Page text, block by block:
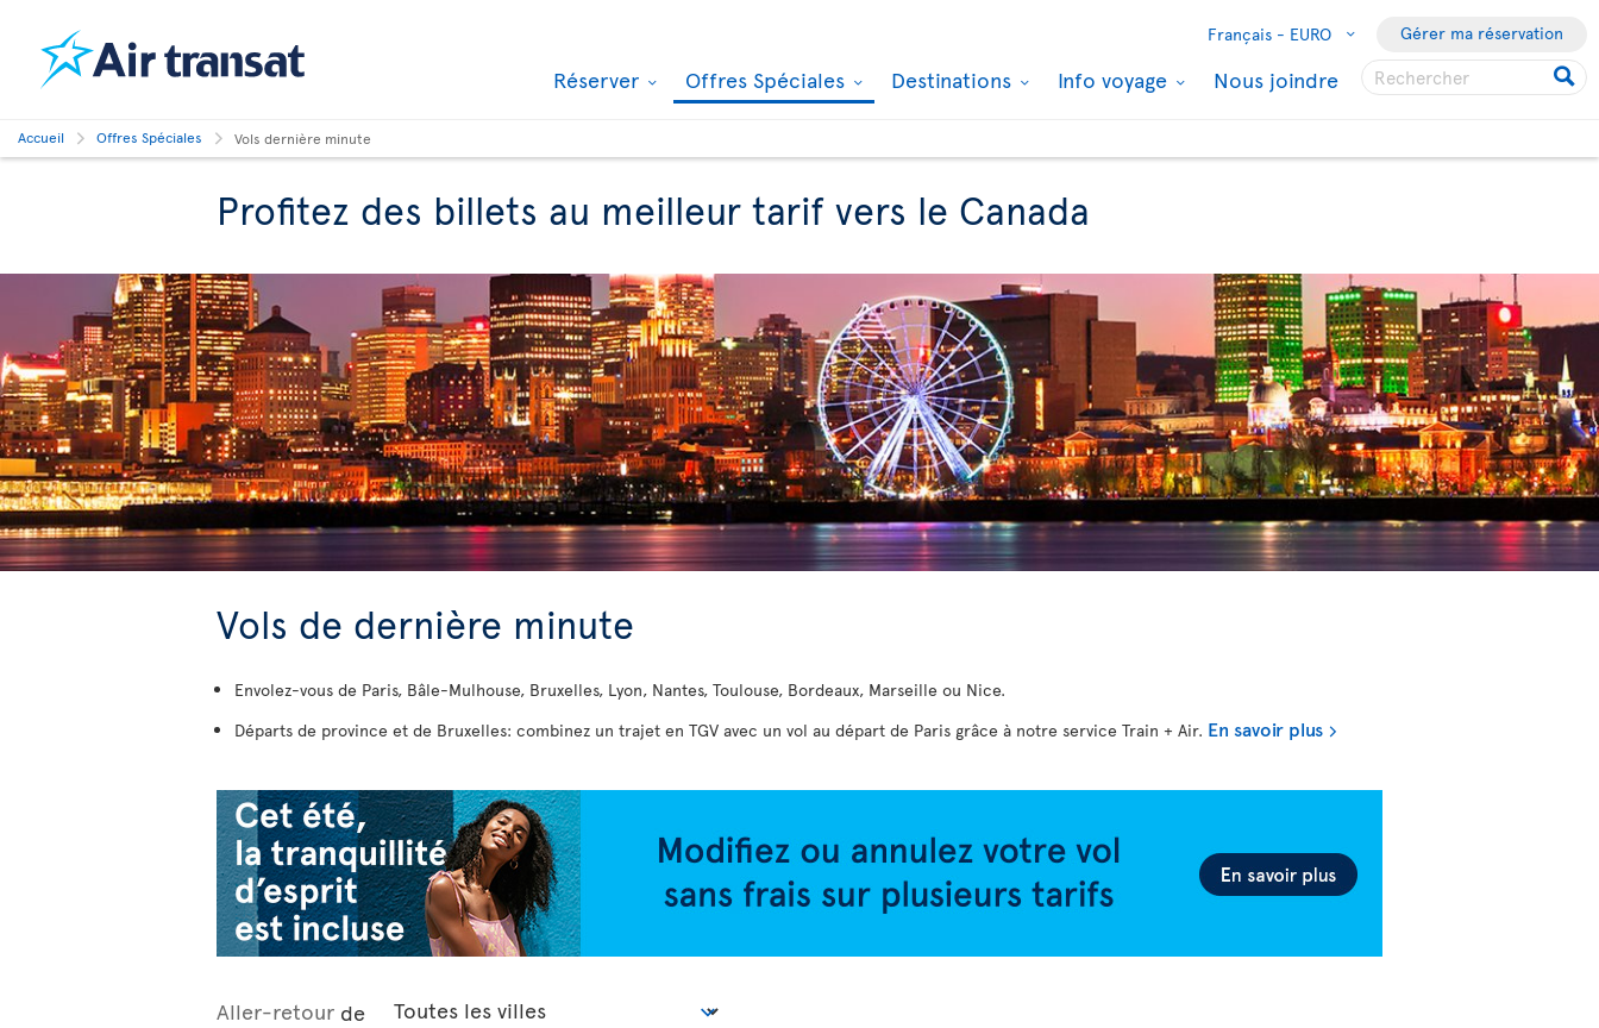
Français - EURO Gérer ma réservation
Réserver Offres Spéciales Destinations Info voyage Nous joindre
Accueil Offres Spéciales Vols dernière minute
Profitez des billets au meilleur tarif vers le Canada
Vols de dernière minute
Envolez-vous de Paris, Bâle-Mulhouse, Bruxelles, Lyon, Nantes, Toulouse, Bordeaux, Marseille ou Nice.
Départs de province et de Bruxelles: combinez un trajet en TGV avec un vol au départ de Paris grâce à notre service Train + Air. En savoir plus
Aller-retour de